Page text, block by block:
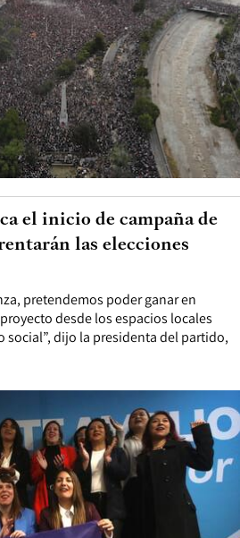
pretendemos poder ganar en
desde los espacios locales
social”, dijo la presidenta del partido,
el inicio de campaña de
las elecciones